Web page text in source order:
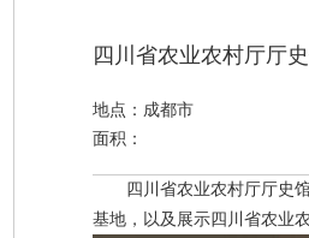
四川省农业农村厅厅
地点：成都市
面积：
四川省农业农村厅厅史
基地，以及展示四川省农业